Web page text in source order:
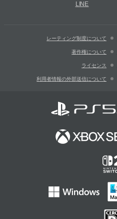
LINE
レーティング制度について
著作権について
ライセンス
利用者情報の外部送信について